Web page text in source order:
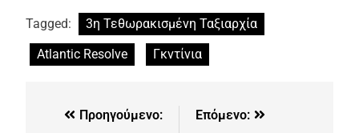
Tagged:
3η Τεθωρακισμένη Ταξιαρχία
Atlantic Resolve
Γκντίνια
Προηγούμενο:
Επόμενο: